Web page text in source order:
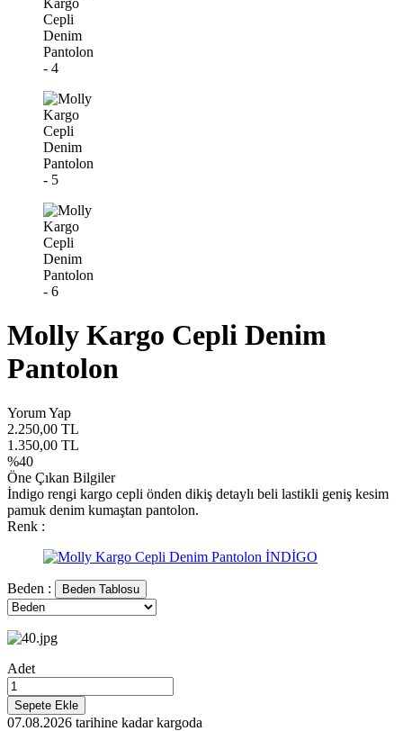
Molly Kargo Cepli Denim
Pantolon
Yorum Yap
2.250,00 TL
1.350,00 TL
%40
Öne Çıkan Bilgiler
İndigo rengi kargo cepli önden dikiş detaylı beli lastikli geniş kesim
pamuk denim kumaştan pantolon.
Renk :
Beden : Beden Tablosu
Adet
Sepete Ekle
07.08.2026 tarihine kadar kargoda